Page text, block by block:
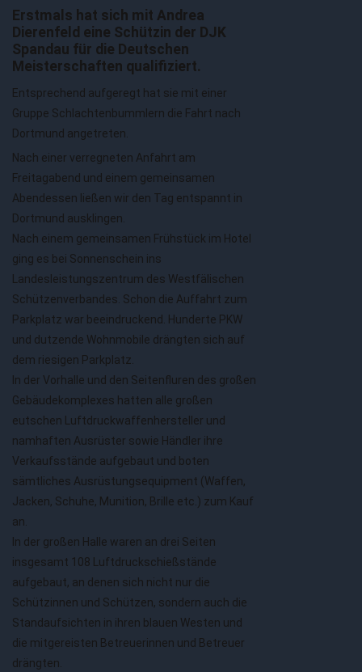
Erstmals hat sich mit Andrea
Dierenfeld eine Schützin der DJK
Spandau für die Deutschen
Meisterschaften qualifiziert.
Entsprechend aufgeregt hat sie mit einer
Gruppe Schlachtenbummlern die Fahrt nach
Dortmund angetreten.
Nach einer verregneten Anfahrt am
Freitagabend und einem gemeinsamen
Abendessen ließen wir den Tag entspannt in
Dortmund ausklingen.
Nach einem gemeinsamen Frühstück im Hotel
ging es bei Sonnenschein ins
Landesleistungszentrum des Westfälischen
Schützenverbandes. Schon die Auffahrt zum
Parkplatz war beeindruckend. Hunderte PKW
und dutzende Wohnmobile drängten sich auf
dem riesigen Parkplatz.
In der Vorhalle und den Seitenfluren des großen
Gebäudekomplexes hatten alle großen
eutschen Luftdruckwaffenhersteller und
namhaften Ausrüster sowie Händler ihre
Verkaufsstände aufgebaut und boten
sämtliches Ausrüstungsequipment (Waffen,
Jacken, Schuhe, Munition, Brille etc.) zum Kauf
an.
In der großen Halle waren an drei Seiten
insgesamt 108 Luftdruckschießstände
aufgebaut, an denen sich nicht nur die
Schützinnen und Schützen, sondern auch die
Standaufsichten in ihren blauen Westen und
die mitgereisten Betreuerinnen und Betreuer
drängten.